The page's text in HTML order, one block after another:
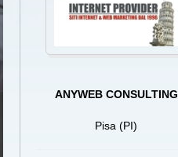
ANYWEB CONSULTING
Pisa (PI)